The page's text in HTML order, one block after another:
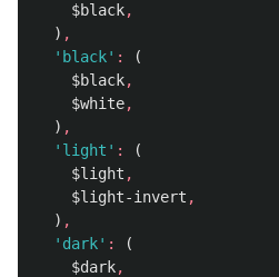
$black,
) ,
'black' :
(
$black,
$white,
) ,
'light' :
(
$light ,
$light-invert ,
) ,
'dark' :
(
$dark,